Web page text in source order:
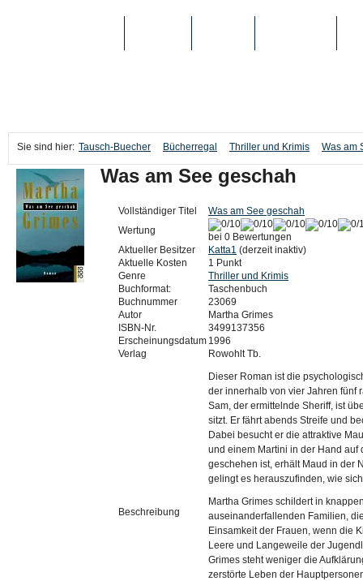
Sie sind hier: Tausch-Buecher Bücherregal Thriller und Krimis Was am
Was am See geschah
Vollständiger Titel
Was am See geschah
Wertung
bei 0 Bewertungen
Aktueller Besitzer
Katta1 (derzeit inaktiv)
Aktuelle Kosten
1 Punkt
Genre
Thriller und Krimis
Buchformat:
Taschenbuch
Buchnummer
23069
Autor
Martha Grimes
ISBN-Nr.
3499137356
Erscheinungsdatum 1996
Verlag
Rowohlt Tb.
Beschreibung
Dieser Roman ist die
der innerhalb von vier Jahren fünf
Sam, der ermittelnde Sheriff, ist
sitzt. Er fährt abends Streife und
Dabei besucht er die attraktive
und einem Martini in der Hand auf
geschehen ist, erhält Maud in der
gelingt es herauszufinden, wie
Martha Grimes schildert in
auseinanderfallenden Familien,
Einsamkeit der Frauen, wenn die
Leere und Langeweile der
Grimes steht weniger die
zerstörte Leben der